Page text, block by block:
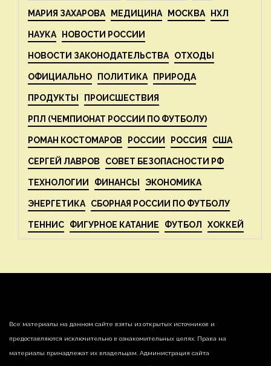
МАРИЯ ЗАХАРОВА МЕДИЦИНА МОСКВА НХЛ
НАУКА НОВОСТИ РОССИИ
НОВОСТИ ЗАКОНОДАТЕЛЬСТВА ОТХОДЫ
ОФИЦИАЛЬНО ПОЛИТИКА ПРИРОДА
ПРОДУКТЫ ПРОИСШЕСТВИЯ
РПЛ (ЧЕМПИОНАТ РОССИИ ПО ФУТБОЛУ)
РОМАН КОСТОМАРОВ РОССИИ РОССИЯ США
СЕРГЕЙ ЛАВРОВ СОВЕТ БЕЗОПАСНОСТИ РФ
ТЕХНОЛОГИИ ФИНАНСЫ ЭКОНОМИКА
ЭНЕРГЕТИКА СБОРНАЯ РОССИИ ПО ФУТБОЛУ
ТЕННИС ФИГУРНОЕ КАТАНИЕ ФУТБОЛ ХОККЕЙ
Все материалы на данном сайте взяты из открытых источников и
предоставляются исключительно в ознакомительных целях. Права на
материалы принадлежат их владельцам. Администрация сайта